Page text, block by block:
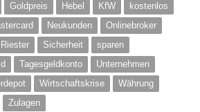
Goldpreis Hebel KfW
kostenlos
Neukunden
Onlinebroker
Riester Sicherheit
sparen
Tagesgeldkonto
Unternehmen
Wirtschaftskrise
Währung
Zulagen